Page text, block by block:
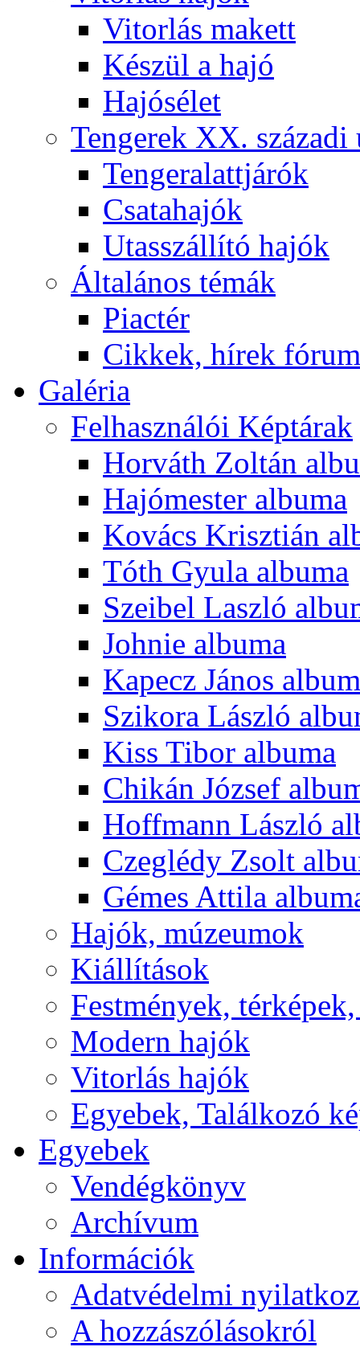
Vitorlás makett
Készül a hajó
Hajósélet
Tengerek XX. századi
Tengeralattjárók
Csatahajók
Utasszállító hajók
Általános témák
Piactér
Cikkek, hírek
Galéria
Felhasználói Képtárak
Horváth Zoltán
Hajómester albuma
Kovács Krisztián
Tóth Gyula albuma
Szeibel Laszló
Johnie albuma
Kapecz János
Szikora László
Kiss Tibor albuma
Chikán József
Hoffmann László
Czeglédy Zsolt
Gémes Attila
Hajók, múzeumok
Kiállítások
Festmények,
Modern hajók
Vitorlás hajók
Egyebek, Találkozó
Egyebek
Vendégkönyv
Archívum
Információk
Adatvédelmi
A hozzászólásokról